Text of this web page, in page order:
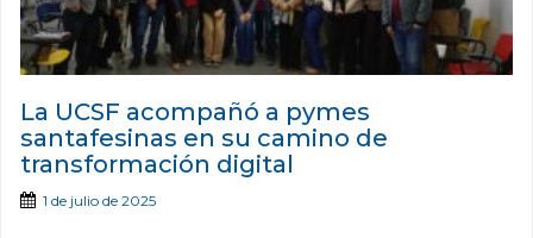
La UCSF acompañó a pymes
santafesinas en su camino de
transformación digital
1 de julio de 2025